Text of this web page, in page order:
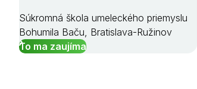
Súkromná škola umeleckého priemyslu
Bohumila Baču, Bratislava-Ružinov
To ma zaujíma